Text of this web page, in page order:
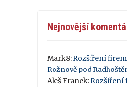
Nejnovější
Mark8:Rozšíření
Rožnově pod
Aleš Franek:Rozšíření